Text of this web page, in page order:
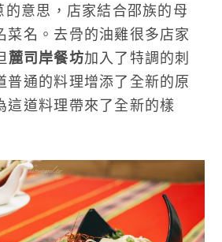
的意思，店家結合邵族的母
菜名。去骨的油雞很多店家
麓司岸餐坊加入了特調的刺
普通的料理增添了全新的原
這道料理帶來了全新的樣